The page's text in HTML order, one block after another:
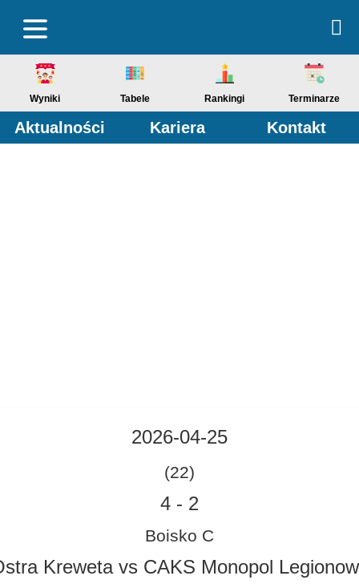
Wyniki Tabele Rankingi Terminarze
Aktualności Kariera Kontakt
2026-04-25
(22)
4 - 2
Boisko C
Kreweta vs CAKS Monopol